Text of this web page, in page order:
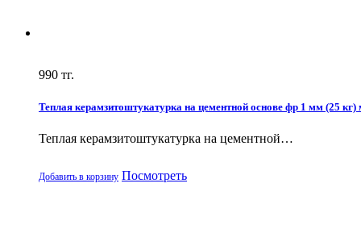
990 тг.
Теплая керамзитоштукатурка на цементной основе фр 1 мм (25
Теплая керамзитоштукатурка на цементной…
Добавить в корзину Посмотреть